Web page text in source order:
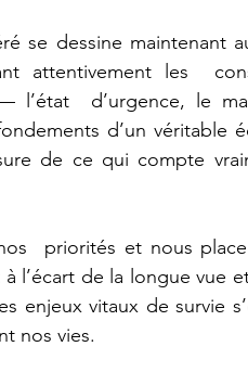
se dessine maintenant
attentivement les
l’état  d’urgence, le
d’un véritable
de ce qui compte
priorités et nous
l’écart de la longue vue
enjeux vitaux de survie
nos vies.